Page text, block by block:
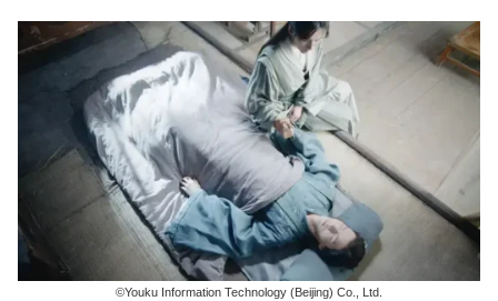
©Youku Information Technology (Beijing) Co., Ltd.